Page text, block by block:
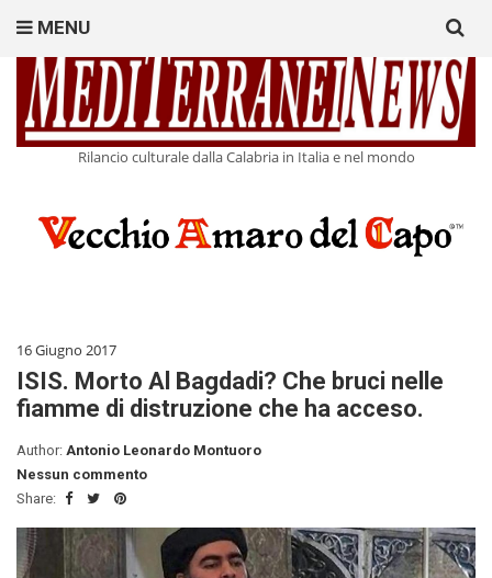
Rilancio culturale dalla Calabria in Italia e nel mondo
MENU
for:
16 Giugno 2017
ISIS. Morto Al Bagdadi? Che bruci nelle
fiamme di distruzione che ha acceso.
Author: Antonio Leonardo Montuoro
Nessun commento
Share: